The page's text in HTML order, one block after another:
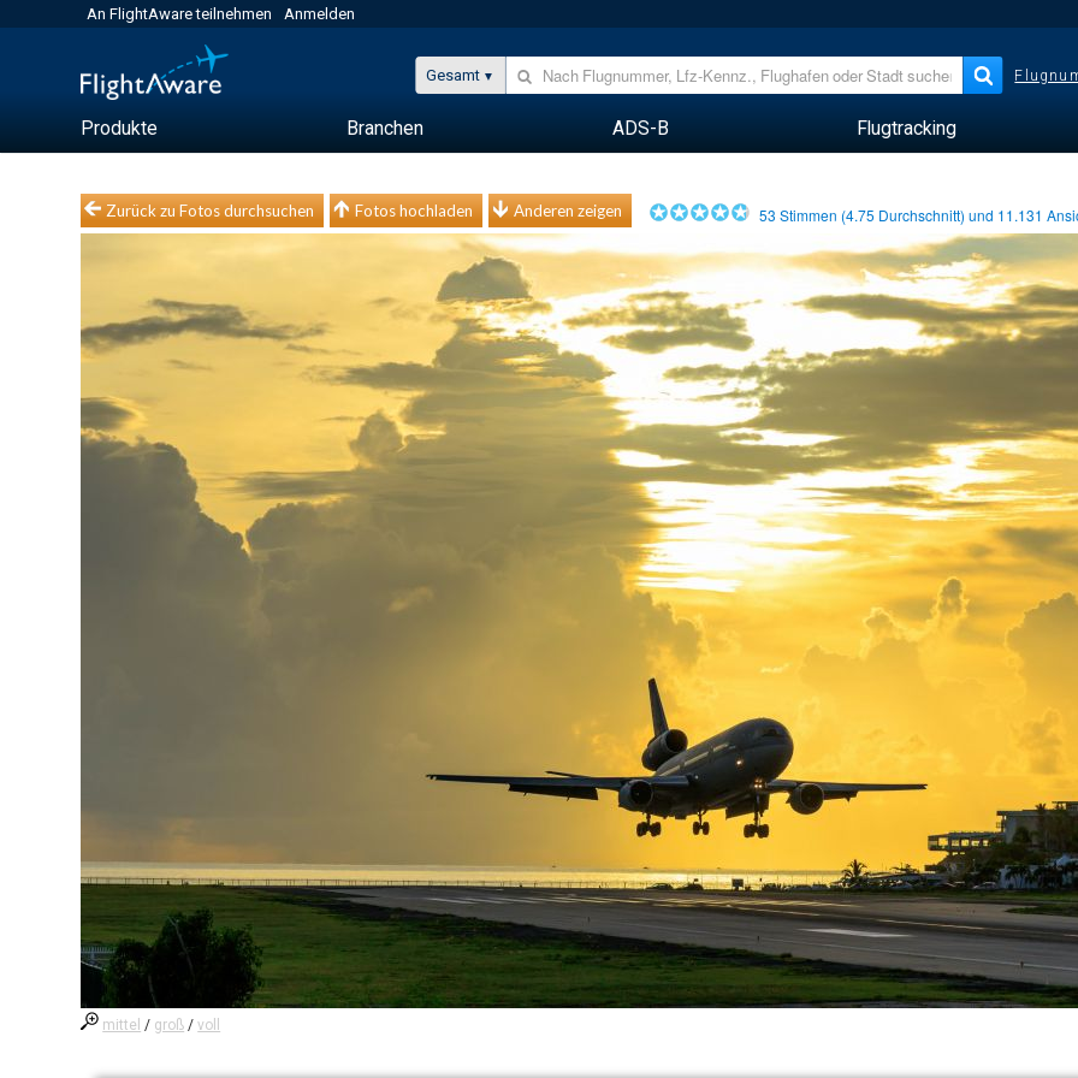
An FlightAware teilnehmen Anmelden
Gesamt
Produkte Branchen ADS-B Flugtracking
Zurück zu Fotos durchsuchen Fotos hochladen Anderen zeigen 53 Stimmen (4.75 Durchschnitt) und 11.131
mittel / groß /voll